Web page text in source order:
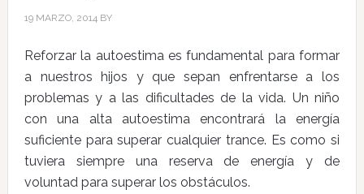
19 MARZO, 2014BY
Reforzar la autoestima es fundamental para formar
a nuestros hijos y que sepan enfrentarse a los
problemas y a las dificultades de la vida. Un niño
con una alta autoestima encontrará la energía
suficiente para superar cualquier trance. Es como si
tuviera siempre una reserva de energía y de
voluntad para superar los obstáculos.